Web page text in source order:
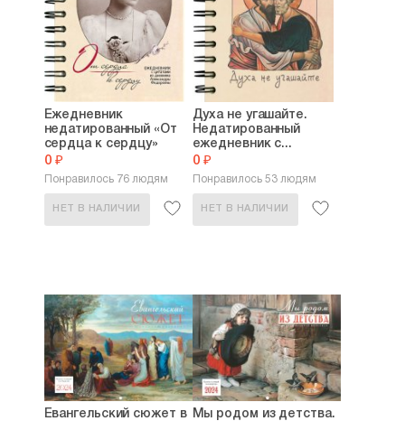
Ежедневник
недатированный «От
сердца к сердцу»
0 ₽
Понравилось 76 людям
НЕТ В НАЛИЧИИ
Духа не угашайте.
Недатированный
ежедневник с...
0 ₽
Понравилось 53 людям
НЕТ В НАЛИЧИИ
Евангельский сюжет в
Мы родом из детства.